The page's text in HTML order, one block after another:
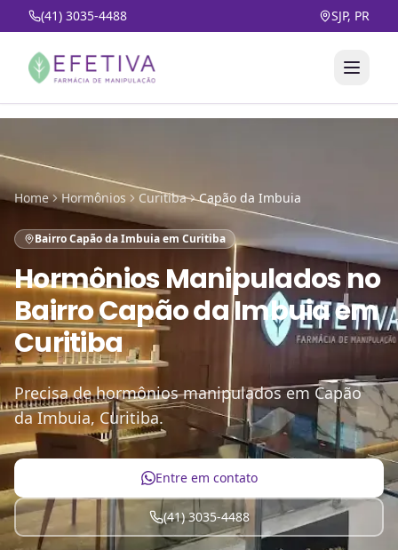
(41) 3035-4488 SJP, PR
Home Hormônios Curitiba Capão da Imbuia
Bairro Capão da Imbuia em Curitiba
Hormônios Manipuladosno
Bairro Capão da Imbuia em
Curitiba
Precisa de hormônios manipulados em Capão
da Imbuia, Curitiba.
Entre em contato
(41) 3035-4488